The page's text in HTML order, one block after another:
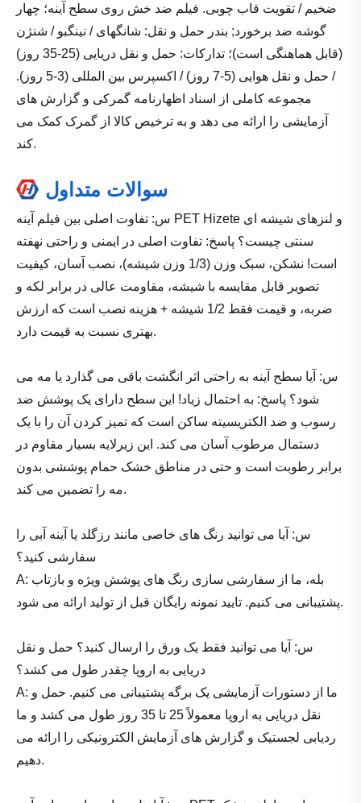
ضخیم / تقویت قاب چوبی. فیلم ضد خش روی سطح آینه؛ چهار
گوشه ضد برخورد; بندر حمل و نقل: شانگهای / نینگبو / شنژن
(قابل هماهنگی است)؛ تدارکات: حمل و نقل دریایی (25-35 روز)
/ حمل و نقل هوایی (5-7 روز) / اکسپرس بین المللی (3-5 روز).
مجموعه کاملی از اسناد اظهارنامه گمرکی و گزارش های
آزمایشی را ارائه می دهد و به ترخیص کالا از گمرک کمک می
کند.
سوالات متداول
س: تفاوت اصلی بین فیلم آینه PET Hizete و لنزهای شیشه ای
سنتی چیست؟ پاسخ: تفاوت اصلی در ایمنی و راحتی نهفته
است! نشکن، سبک وزن (1/3 وزن شیشه)، نصب آسان، کیفیت
تصویر قابل مقایسه با شیشه، مقاومت عالی در برابر لکه و
ضربه، و قیمت فقط 1/2 شیشه + هزینه نصب است که ارزش
بهتری نسبت به قیمت دارد.
س: آیا سطح آینه به راحتی اثر انگشت باقی می گذارد یا مه می
شود؟ پاسخ: به احتمال زیاد! این سطح دارای یک پوشش ضد
رسوب و ضد الکتریسیته ساکن است که تمیز کردن آن را با یک
دستمال مرطوب آسان می کند. این زیرلایه بسیار مقاوم در
برابر رطوبت است و حتی در مناطق خشک حمام پوششی بدون
مه را تضمین می کند.
س: آیا می توانید رنگ های خاصی مانند رزگلد یا آینه آبی را
سفارشی کنید؟
A: بله، ما از سفارشی سازی رنگ های پوشش ویژه و بازتاب
پشتیبانی می کنیم. تایید نمونه رایگان قبل از تولید ارائه می شود.
س: آیا می توانید فقط یک ورق را ارسال کنید؟ حمل و نقل
دریایی به اروپا چقدر طول می کشد؟
A: ما از دستورات آزمایشی یک برگه پشتیبانی می کنیم. حمل و
نقل دریایی به اروپا معمولاً 25 تا 35 روز طول می کشد و ما
ردیابی لجستیک و گزارش های آزمایش الکترونیکی را ارائه می
دهیم.